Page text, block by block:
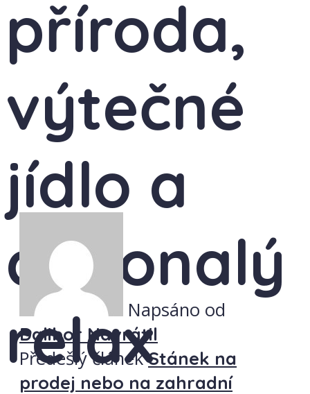
příroda,
výtečné
jídlo a
dokonalý
relaxNapsáno od
Dalibor Navrátil
Předešlý článek Stánek na
prodej nebo na zahradní